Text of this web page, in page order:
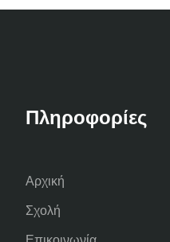
Πληροφορίες
Αρχική
Σχολή